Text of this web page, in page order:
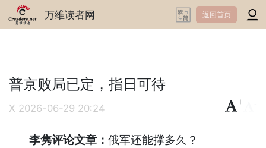
万维读者网 返回首页
普京败局已定，指日可待
X 2026-06-29 20:24
+
李隽评论文章：俄军还能撑多久？